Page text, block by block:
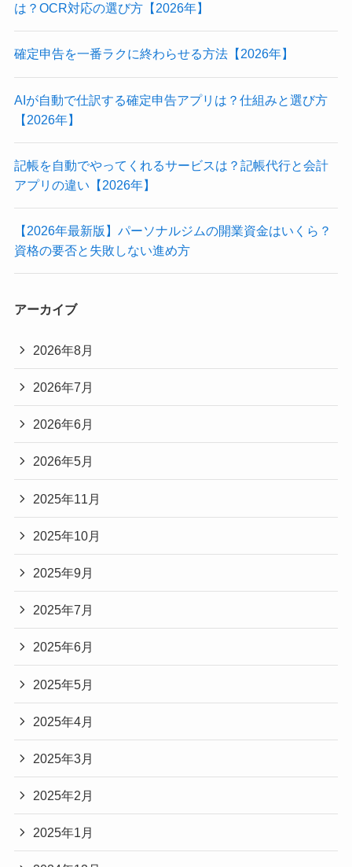
は？OCR対応の選び方【2026年】
確定申告を一番ラクに終わらせる方法【2026年】
AIが自動で仕訳する確定申告アプリは？仕組みと選び方
【2026年】
記帳を自動でやってくれるサービスは？記帳代行と会計
アプリの違い【2026年】
【2026年最新版】パーソナルジムの開業資金はいくら？
資格の要否と失敗しない進め方
アーカイブ
2026年8月
2026年7月
2026年6月
2026年5月
2025年11月
2025年10月
2025年9月
2025年7月
2025年6月
2025年5月
2025年4月
2025年3月
2025年2月
2025年1月